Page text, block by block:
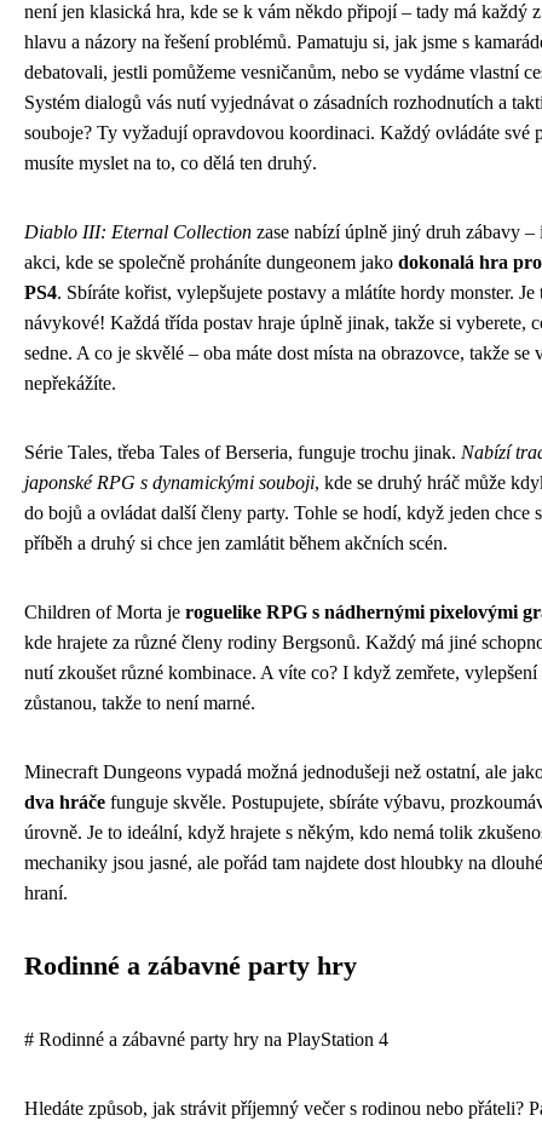
není jen klasická hra, kde se k vám někdo připojí – tady má každý
hlavu a názory na řešení problémů. Pamatuju si, jak jsme s
debatovali, jestli pomůžeme vesničanům, nebo se vydáme vlastní
Systém dialogů vás nutí vyjednávat o zásadních rozhodnutích a
souboje? Ty vyžadují opravdovou koordinaci. Každý ovládáte své
musíte myslet na to, co dělá ten druhý.
Diablo III: Eternal Collection zase nabízí úplně jiný druh zábavy –
akci, kde se společně proháníte dungeonem jako dokonalá hra
PS4. Sbíráte kořist, vylepšujete postavy a mlátíte hordy monster. Je
návykové! Každá třída postav hraje úplně jinak, takže si vyberete,
sedne. A co je skvělé – oba máte dost místa na obrazovce, takže se
nepřekážíte.
Série Tales, třeba Tales of Berseria, funguje trochu jinak. Nabízí
japonské RPG s dynamickými souboji, kde se druhý hráč může
do bojů a ovládat další členy party. Tohle se hodí, když jeden chce
příběh a druhý si chce jen zamlátit během akčních scén.
Children of Morta je roguelike RPG s nádhernými pixelovými
kde hrajete za různé členy rodiny Bergsonů. Každý má jiné
nutí zkoušet různé kombinace. A víte co? I když zemřete, vylepšení
zůstanou, takže to není marné.
Minecraft Dungeons vypadá možná jednodušeji než ostatní, ale
dva hráče funguje skvěle. Postupujete, sbíráte výbavu,
úrovně. Je to ideální, když hrajete s někým, kdo nemá tolik
mechaniky jsou jasné, ale pořád tam najdete dost hloubky na
hraní.
Rodinné a zábavné party hry
# Rodinné a zábavné party hry na PlayStation 4
Hledáte způsob, jak strávit příjemný večer s rodinou nebo přáteli?